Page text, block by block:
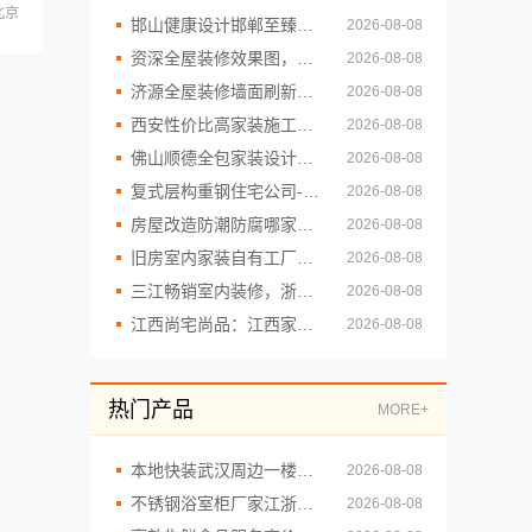
京
2026-08-08
2026-08-08
2026-08-08
2026-08-08
2026-08-08
2026-08-08
2026-08-08
2026-08-08
2026-08-08
2026-08-08
热门产品 MORE+
2026-08-08
2026-08-08